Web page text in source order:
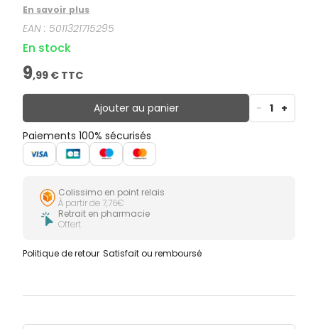
En savoir plus
EAN : 5011321715295
En stock
9,99 € TTC
Ajouter au panier - 1 +
Paiements 100% sécurisés
Colissimo en point relais
À partir de 7,76€
Retrait en pharmacie
Offert
Politique de retour Satisfait ou remboursé